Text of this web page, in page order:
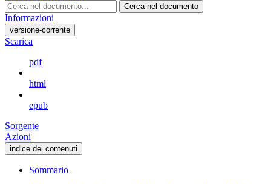
Cerca nel documento
Informazioni
versione-corrente
Scarica
pdf
html
epub
Sorgente
Azioni
indice dei contenuti
Sommario